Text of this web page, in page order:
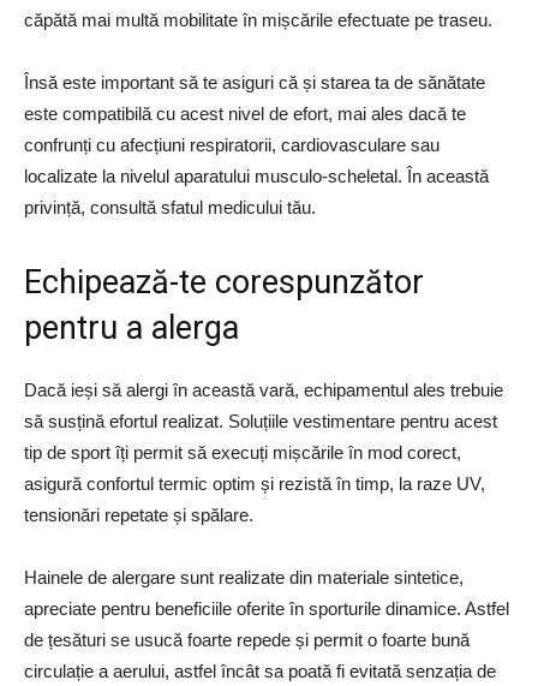
căpătă mai multă mobilitate în mișcările efectuate pe traseu.
Însă este important să te asiguri că și starea ta de sănătate
este compatibilă cu acest nivel de efort, mai ales dacă te
confrunți cu afecțiuni respiratorii, cardiovasculare sau
localizate la nivelul aparatului musculo-scheletal. În această
privință, consultă sfatul medicului tău.
Echipează-te corespunzător
pentru a alerga
Dacă ieși să alergi în această vară, echipamentul ales trebuie
să susțină efortul realizat. Soluțiile vestimentare pentru acest
tip de sport îți permit să execuți mișcările în mod corect,
asigură confortul termic optim și rezistă în timp, la raze UV,
tensionări repetate și spălare.
Hainele de alergare sunt realizate din materiale sintetice,
apreciate pentru beneficiile oferite în sporturile dinamice. Astfel
de țesături se usucă foarte repede și permit o foarte bună
circulație a aerului, astfel încât sa poată fi evitată senzația de